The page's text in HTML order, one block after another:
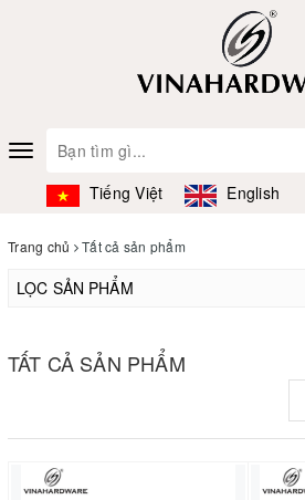
Toggle
navigation
Tiếng Việt English
Trang chủ Tất cả sản phẩm
LỌC SẢN PHẨM
TẤT CẢ SẢN PHẨM